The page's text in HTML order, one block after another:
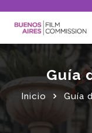
Guía
Inicio Guía